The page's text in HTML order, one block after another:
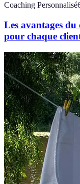
Coaching Personnalisé
Les avantages
pour chaque